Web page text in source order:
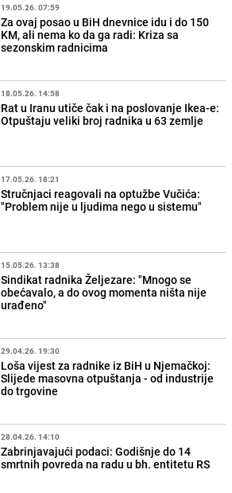
19.05.26. 07:59
Za ovaj posao u BiH dnevnice idu i do 150
KM, ali nema ko da ga radi: Kriza sa
sezonskim radnicima
18.05.26. 14:58
Rat u Iranu utiče čak i na poslovanje Ikea-e:
Otpuštaju veliki broj radnika u 63 zemlje
17.05.26. 18:21
Stručnjaci reagovali na optužbe Vučića:
"Problem nije u ljudima nego u sistemu"
15.05.26. 13:38
Sindikat radnika Željezare: "Mnogo se
obećavalo, a do ovog momenta ništa nije
urađeno"
29.04.26. 19:30
Loša vijest za radnike iz BiH u Njemačkoj:
Slijede masovna otpuštanja - od industrije
do trgovine
28.04.26. 14:10
Zabrinjavajući podaci: Godišnje do 14
smrtnih povreda na radu u bh. entitetu RS